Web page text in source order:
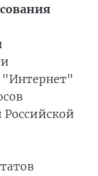
"Интернет"
Российской